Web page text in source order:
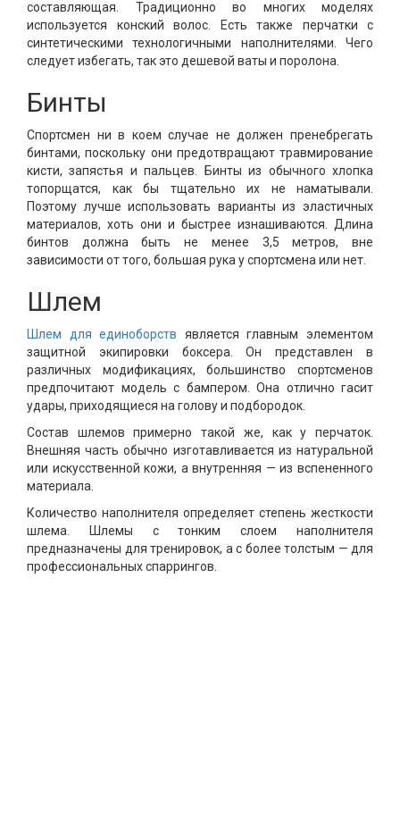
составляющая. Традиционно во многих моделях
используется конский волос. Есть также перчатки с
синтетическими технологичными наполнителями. Чего
следует избегать, так это дешевой ваты и поролона.
Бинты
Спортсмен ни в коем случае не должен пренебрегать
бинтами, поскольку они предотвращают травмирование
кисти, запястья и пальцев. Бинты из обычного хлопка
топорщатся, как бы тщательно их не наматывали.
Поэтому лучше использовать варианты из эластичных
материалов, хоть они и быстрее изнашиваются. Длина
бинтов должна быть не менее 3,5 метров, вне
зависимости от того, большая рука у спортсмена или нет.
Шлем
Шлем для единоборств является главным элементом
защитной экипировки боксера. Он представлен в
различных модификациях, большинство спортсменов
предпочитают модель с бампером. Она отлично гасит
удары, приходящиеся на голову и подбородок.
Состав шлемов примерно такой же, как у перчаток.
Внешняя часть обычно изготавливается из натуральной
или искусственной кожи, а внутренняя — из вспененного
материала.
Количество наполнителя определяет степень жесткости
шлема. Шлемы с тонким слоем наполнителя
предназначены для тренировок, а с более толстым — для
профессиональных спаррингов.